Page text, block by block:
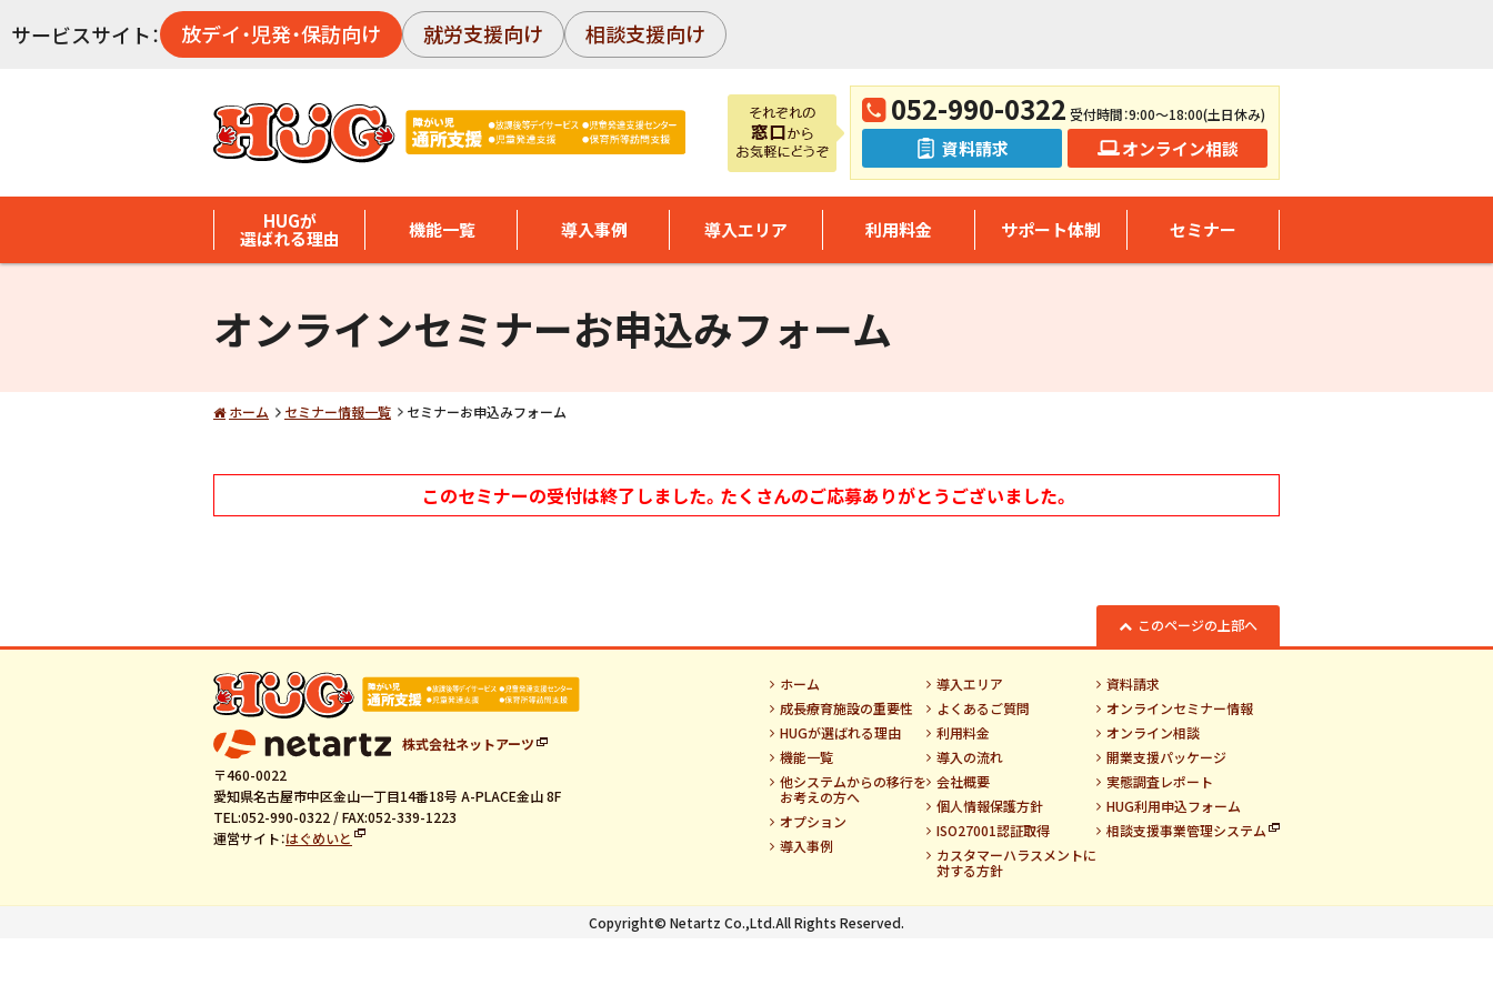
サービスサイト： 放デイ・児発・保訪向け 就労支援向け 相談支援向け
052-990-0322 受付時間：9:00～18:00(土日休み)
資料請求 オンライン相談
HUGが
選ばれる理由 機能一覧 導入事例 導入エリア 利用料金 サポート体制 セミナー
オンラインセミナーお申込みフォーム
ホーム セミナー情報一覧 セミナーお申込みフォーム
このセミナーの受付は終了しました。たくさんのご応募ありがとうございました。
このページの上部へ
株式会社ネットアーツ
〒460-0022
愛知県名古屋市中区金山一丁目14番18号 A-PLACE金山 8F
TEL:052-990-0322 / FAX:052-339-1223
運営サイト：はぐめいと
ホーム
成長療育施設の重要性
HUGが選ばれる理由
機能一覧
他システムからの移行を
お考えの方へ
オプション
導入事例
導入エリア
よくあるご質問
利用料金
導入の流れ
会社概要
個人情報保護方針
ISO27001認証取得
カスタマーハラスメントに
対する方針
資料請求
オンラインセミナー情報
オンライン相談
開業支援パッケージ
実態調査レポート
HUG利用申込フォーム
相談支援事業管理システム
Copyright© Netartz Co.,Ltd.All Rights Reserved.